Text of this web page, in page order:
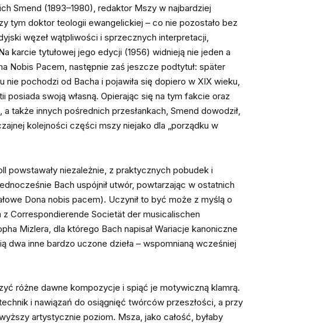
Smend (1893–1980), redaktor Mszy w najbardziej
tym doktor teologii ewangelickiej – co nie pozostało bez
węzeł wątpliwości i sprzecznych interpretacji,
karcie tytułowej jego edycji (1956) widnieją nie jeden a
Nobis Pacem, następnie zaś jeszcze podtytuł: später
pochodzi od Bacha i pojawiła się dopiero w XIX wieku,
swoją własną. Opierając się na tym fakcie oraz
także innych pośrednich przesłankach, Smend dowodził,
kolejności części mszy niejako dla „porządku w
powstawały niezależnie, z praktycznych pobudek i
Bach uspójnił utwór, powtarzając w ostatnich
Dona nobis pacem). Uczynił to być może z myślą o
Correspondierende Societät der musicalischen
Mizlera, dla którego Bach napisał Wariacje kanoniczne
dwa inne bardzo uczone dzieła – wspomnianą wcześniej
różne dawne kompozycje i spiąć je motywiczną klamrą.
i nawiązań do osiągnięć twórców przeszłości, a przy
artystycznie poziom. Msza, jako całość, byłaby